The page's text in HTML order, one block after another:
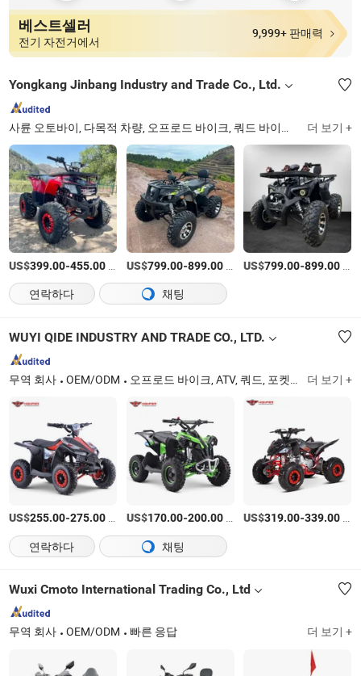
베스트셀러
전기 자전거에서
9,999+ 판매력
Yongkang Jinbang Industry and Trade Co., Ltd.
사륜 오토바이, 다목적 차량, 오프로드 바이크, 쿼드 바이크, 쿼드 사륜 오토바이, 농장 사륜 오토바이, 전기 사륜 오토바이, 눈 사륜 오토바이, 4X4 사륜 오토바이 더 보기 +
US$399.00-455.00 US$799.00-899.00/상품 US$799.00-899.00
연락하다
채팅
WUYI QIDE INDUSTRY AND TRADE CO., LTD.
무역 회사 OEM/ODM 오프로드 바이크, ATV, 쿼드, 포켓 바이크, 고카트, 크루저, 스쿠터, 전기 자전거, 미니 바이크, 오토바이 더 보기 +
US$255.00-275.00 US$170.00-200.00/PC US$319.00-339.00
연락하다
채팅
Wuxi Cmoto International Trading Co., Ltd
무역 회사 OEM/ODM 빠른 응답 더 보기 +